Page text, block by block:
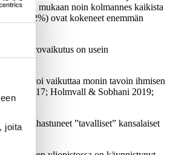
joita
ja sen mukaan noin kolmannes kaikista
(42%) ovat kokeneet enemmän
vuorovaikutus on usein
Se voi vaikuttaa monin tavoin ihmisen
& al. 2017; Holmvall & Sobhani 2019;
vihastuneet ”tavalliset” kansalaiset